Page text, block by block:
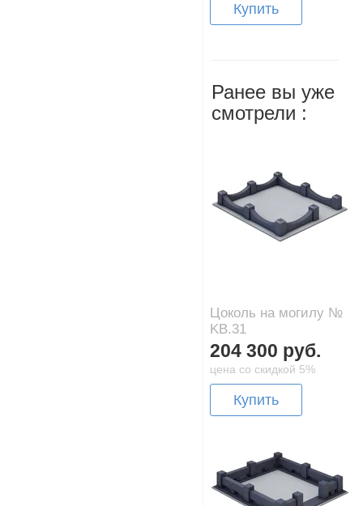
Купить
Ранее вы уже
смотрели :
Цоколь на могилу №
KB.31
204 300 руб.
цена со скидкой 5%
Купить